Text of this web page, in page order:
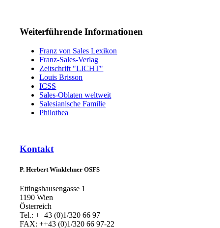
Weiterführende Informationen
Franz von Sales Lexikon
Franz-Sales-Verlag
Zeitschrift "LICHT"
Louis Brisson
ICSS
Sales-Oblaten weltweit
Salesianische Familie
Philothea
Kontakt
P. Herbert Winklehner OSFS
Ettingshausengasse 1
1190 Wien
Österreich
Tel.: ++43 (0)1/320 66 97
FAX: ++43 (0)1/320 66 97-22